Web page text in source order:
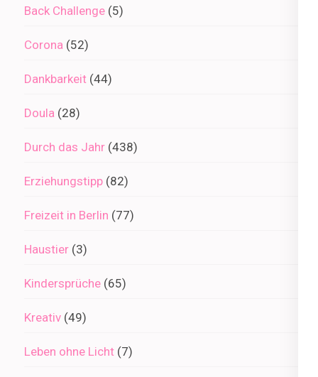
Back Challenge (5)
Corona (52)
Dankbarkeit (44)
Doula (28)
Durch das Jahr (438)
Erziehungstipp (82)
Freizeit in Berlin (77)
Haustier (3)
Kindersprüche (65)
Kreativ (49)
Leben ohne Licht (7)